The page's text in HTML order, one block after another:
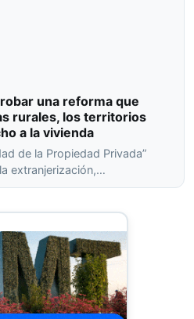
una reforma que
rurales, los territorios
a la vivienda
de la Propiedad Privada”
extranjerización,…